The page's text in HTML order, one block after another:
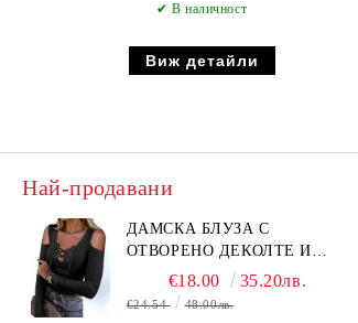
✔ В наличност
Виж детайли
Най-продавани
ДАМСКА БЛУЗА С
ОТВОРЕНО ДЕКОЛТЕ И
ВРЪЗКИ В ЧЕРНО - КОД
€18.00 35.20лв.
€24.54 48.00лв.